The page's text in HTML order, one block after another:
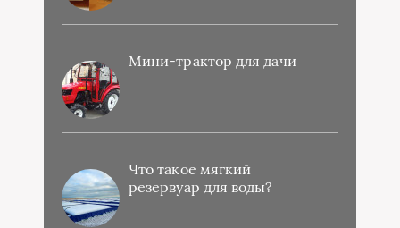
Мини-трактор для дачи
Что такое мягкий
резервуар для воды?